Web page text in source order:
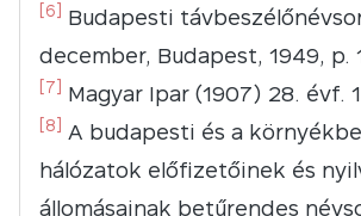
[6]
Budapesti
december, Budapest, 1949, p.
[7] Magyar Ipar (1907) 28. évf.
[8]
A budapesti és a
hálózatok előfizetőinek és
állomásainak betűrendes